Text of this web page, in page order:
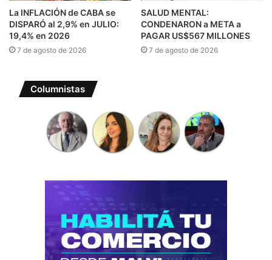
La INFLACIÓN de CABA se
DISPARÓ al 2,9% en JULIO:
19,4% en 2026
7 de agosto de 2026
SALUD MENTAL:
CONDENARON a META a
PAGAR US$567 MILLONES
7 de agosto de 2026
Columnistas